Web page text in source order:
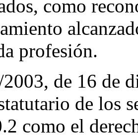
como
profesión.
de 16 de
de los
como el